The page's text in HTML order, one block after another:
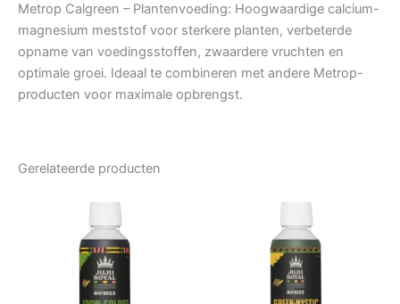
Metrop Calgreen – Plantenvoeding: Hoogwaardige calcium-
magnesium meststof voor sterkere planten, verbeterde
opname van voedingsstoffen, zwaardere vruchten en
optimale groei. Ideaal te combineren met andere Metrop-
producten voor maximale opbrengst.
Gerelateerde producten